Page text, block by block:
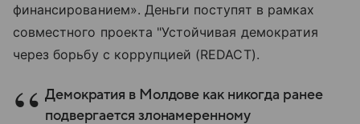
финансированием». Деньги поступят в рамках
совместного проекта "Устойчивая демократия
через борьбу с коррупцией (REDACT).
Демократия в Молдове как никогда ранее
подвергается злонамеренному